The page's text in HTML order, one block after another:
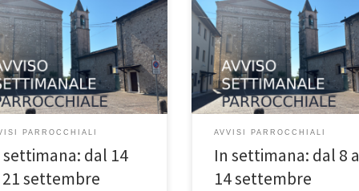
SETTIMANALE
14 settembre –
della Santa Croce – Anno
quel tempo, Gesù disse a
«Nessuno è mai salito al
se non colui che è disceso dal
il Figlio dell’uomo. E come
bisogna che sia innalzato […]
PARROCCHIALI
settimana: dal 14
settembre
VOLANTINO SETTIMANALE
PARROCCHIALE 07 settembre –
domenica del Tempo Ordinario –
Anno C Avvenne che un sabato
si recò a casa di uno dei capi dei
farisei per pranzare ed essi
osservarlo. In quel tempo, una
voltò e disse […]
AVVISI PARROCCHIALI
In settimana: dal 8
14 settembre